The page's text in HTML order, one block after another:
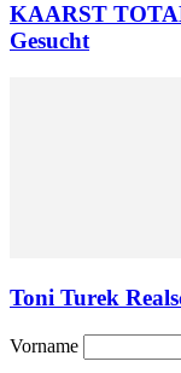
KAARST
Gesucht
Toni Turek
Vorname